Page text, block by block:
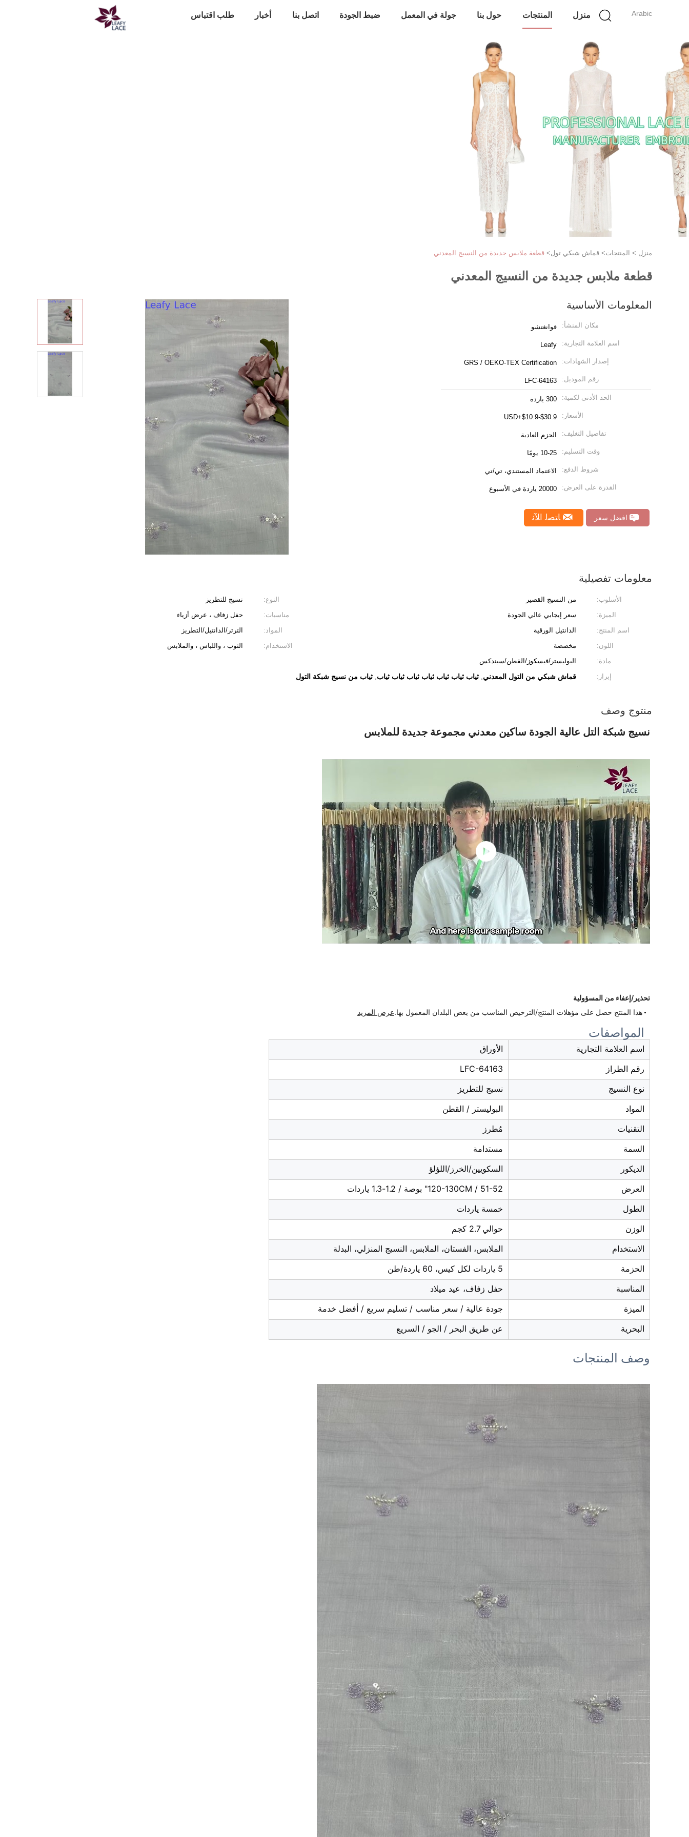
Arabic منزل المنتجات حول بنا جولة في المعمل ضبط الجودة اتصل بنا أخبار طلب اقتباس
منزل > المنتجات> قماش شبكي تول> قطعة ملابس جديدة من النسيج المعدني
قطعة ملابس جديدة من النسيج المعدني
المعلومات الأساسية
مكان المنشأ: قوانغتشو
اسم العلامة التجارية: Leafy
إصدار الشهادات: GRS / OEKO-TEX Certification
رقم الموديل: LFC-64163
الحد الأدنى لكمية: 300 ياردة
الأسعار: USD+$10.9-$30.9
تفاصيل التغليف: الحزم العادية
وقت التسليم: 10-25 يومًا
شروط الدفع: الاعتماد المستندي، تي/تي
القدرة على العرض: 20000 ياردة في الأسبوع
افضل سعر ﺎﺘﺼﻟ ﺍﻶﻧ
معلومات تفصيلية
الأسلوب: من النسيج القصير النوع:
نسيج للتطريز
الميزة:
سعر إيجابي عالي الجودة مناسبات:
حفل زفاف ، عرض أزياء
اسم المنتج:
الدانتيل الورقية المواد:
الترتر/الدانتيل/التطريز
اللون:
مخصصة الاستخدام:
الثوب ، واللباس ، والملابس
مادة:
البوليستر/فيسكوز/القطن/سبندكس
إبراز:
قماش شبكي من التول المعدني, ثياب ثياب ثياب ثياب ثياب ثياب ثياب, ثياب من نسيج شبكة التول
منتوج وصف
نسيج شبكة التل عالية الجودة ساكين معدني مجموعة جديدة للملابس
تحذير/إعفاء من المسؤولية
هذا المنتج حصل على مؤهلات المنتج/الترخيص المناسب من بعض البلدان المعمول بها.عرض المزيد
المواصفات
اسم العلامة التجارية
الأوراق
رقم الطراز
LFC-64163
نوع النسيج
نسيج للتطريز
المواد
البوليستر / القطن
التقنيات
مُطرز
السمة
مستدامة
الديكور
السكويين/الخرز/اللؤلؤ
العرض
120-130CM / 51-52" بوصة / 1.2-1.3 ياردات
الطول
خمسة ياردات
الوزن
حوالي 2.7 كجم
الاستخدام
الملابس، الفستان، الملابس، النسيج المنزلي، البدلة
الحزمة
5 ياردات لكل كيس، 60 ياردة/طن
المناسبة
حفل زفاف، عيد ميلاد
الميزة
جودة عالية / سعر مناسب / تسليم سريع / أفضل خدمة
البحرية
عن طريق البحر / الجو / السريع
وصف المنتجات